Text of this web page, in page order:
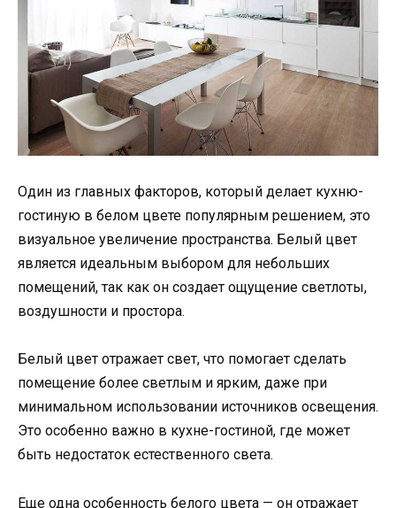
Один из главных факторов, который делает кухню-
гостиную в белом цвете популярным решением, это
визуальное увеличение пространства. Белый цвет
является идеальным выбором для небольших
помещений, так как он создает ощущение светлоты,
воздушности и простора.
Белый цвет отражает свет, что помогает сделать
помещение более светлым и ярким, даже при
минимальном использовании источников освещения.
Это особенно важно в кухне-гостиной, где может
быть недостаток естественного света.
Еще одна особенность белого цвета — он отражает